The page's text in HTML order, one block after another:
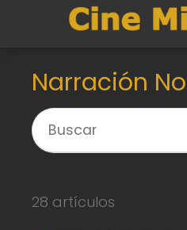
Narración
28 artículos